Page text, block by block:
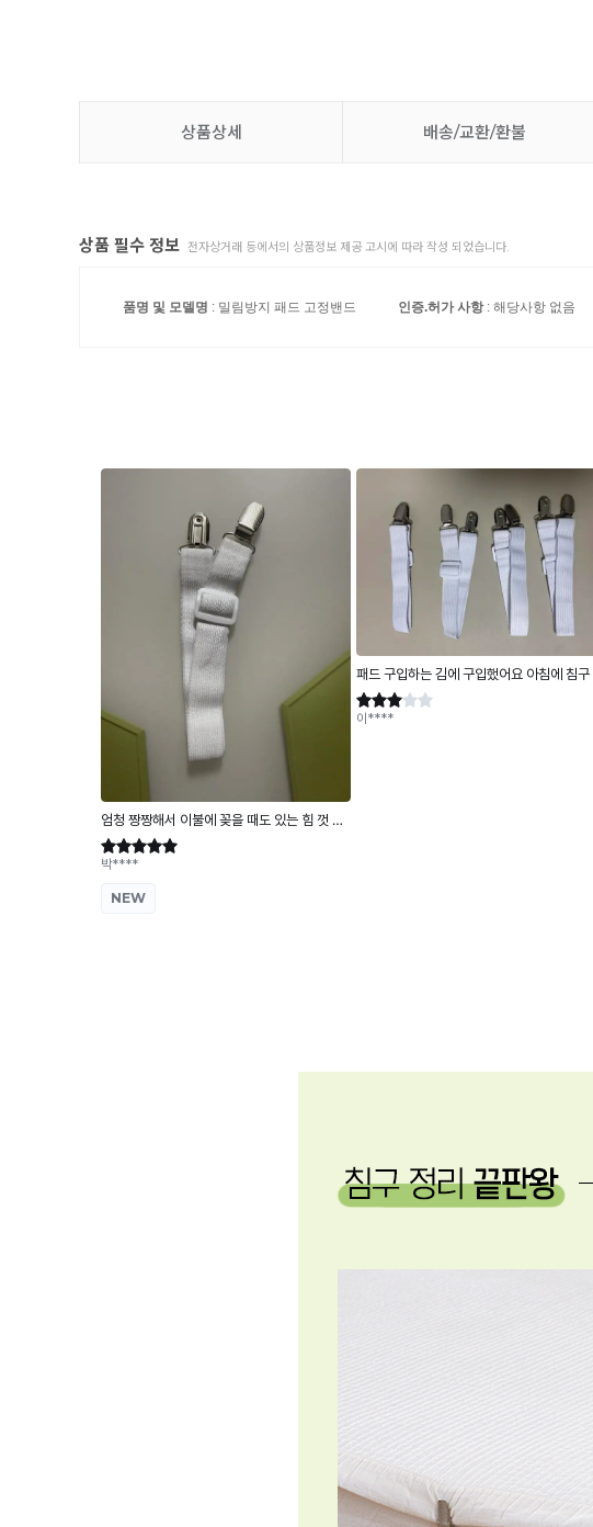
상품상세 배송/교환/환불
상품 필수 정보 전자상거래 등에서의 상품정보 제공 고시에 따라 작성 되었습니다.
품명 및 모델명 : 밀림방지 패드 고정밴드 인증.허가 사항: 해당사항 없음